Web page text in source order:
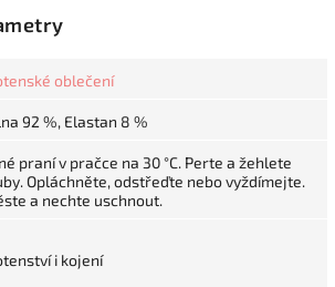
oblečení
92 %, Elastan 8 %
praní v pračce na 30 °C. Perte a žehlete
Opláchněte, odstřeďte nebo vyždímejte.
a nechte uschnout.
i kojení